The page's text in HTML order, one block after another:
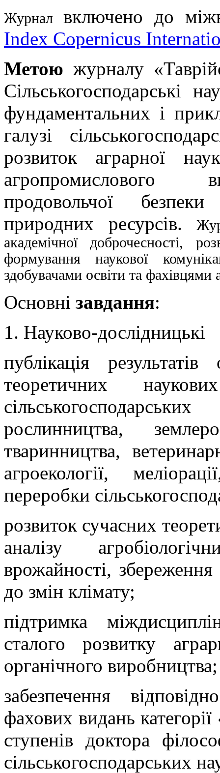
Журнал включено до
Index Copernicus
Метою журналу
Сільськогосподарські
фундаментальних і
галузі
розвиток аграрної
агропромислового
продовольчої
природних ресурсів.
академічної доброчесності,
формування наукової
здобувачами освіти та фахівцями
Основні завдання:
1. Науково-дослідницькі
публікація
теоретичних
рослинництва,
тваринництва,
агроекології,
переробки
розвиток сучасних
аналізу
врожайності, збереження
до змін клімату;
підтримка
сталого розвитку
органічного виробництва;
забезпечення
фахових видань
ступенів доктора
сільськогосподарських